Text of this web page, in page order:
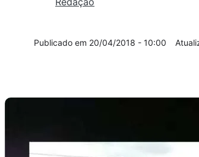
20/04/2018 - 10:00